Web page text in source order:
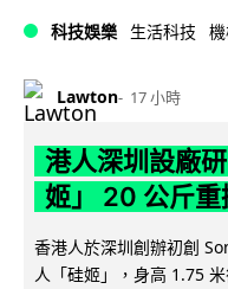
科技娛樂 生活科技
Lawton 17 小時
港人深圳設廠
姬」 20 公斤重
香港人於深圳創辦初創
人「硅姬」，身高 1.75